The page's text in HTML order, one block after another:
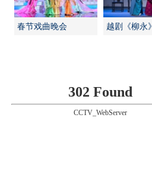
春节戏曲晚会 越剧《柳永》
302 Found
CCTV_WebServer